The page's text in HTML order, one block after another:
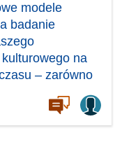
modele
badanie
na
– zarówno